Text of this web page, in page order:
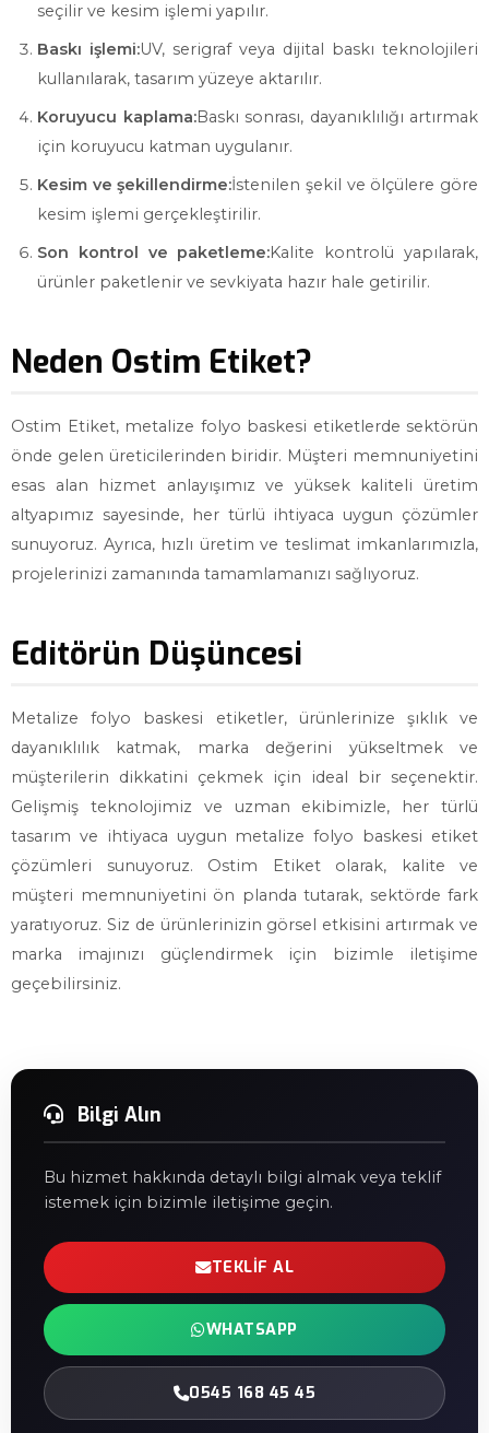
seçilir ve kesim işlemi yapılır.
Baskı işlemi:UV, serigraf veya dijital baskı teknolojileri
kullanılarak, tasarım yüzeye aktarılır.
Koruyucu kaplama:Baskı sonrası, dayanıklılığı artırmak
için koruyucu katman uygulanır.
Kesim ve şekillendirme:İstenilen şekil ve ölçülere göre
kesim işlemi gerçekleştirilir.
Son kontrol ve paketleme:Kalite kontrolü yapılarak,
ürünler paketlenir ve sevkiyata hazır hale getirilir.
Neden Ostim Etiket?
Ostim Etiket, metalize folyo baskesi etiketlerde sektörün
önde gelen üreticilerinden biridir. Müşteri memnuniyetini
esas alan hizmet anlayışımız ve yüksek kaliteli üretim
altyapımız sayesinde, her türlü ihtiyaca uygun çözümler
sunuyoruz. Ayrıca, hızlı üretim ve teslimat imkanlarımızla,
projelerinizi zamanında tamamlamanızı sağlıyoruz.
Editörün Düşüncesi
Metalize folyo baskesi etiketler, ürünlerinize şıklık ve
dayanıklılık katmak, marka değerini yükseltmek ve
müşterilerin dikkatini çekmek için ideal bir seçenektir.
Gelişmiş teknolojimiz ve uzman ekibimizle, her türlü
tasarım ve ihtiyaca uygun metalize folyo baskesi etiket
çözümleri sunuyoruz. Ostim Etiket olarak, kalite ve
müşteri memnuniyetini ön planda tutarak, sektörde fark
yaratıyoruz. Siz de ürünlerinizin görsel etkisini artırmak ve
marka imajınızı güçlendirmek için bizimle iletişime
geçebilirsiniz.
Bilgi Alın
Bu hizmet hakkında detaylı bilgi almak veya teklif
istemek için bizimle iletişime geçin.
TEKLIF AL
WHATSAPP
0545 168 45 45